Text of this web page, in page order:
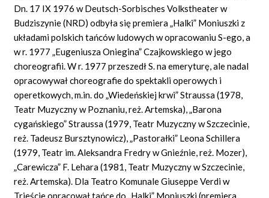
Dn. 17 IX 1976 w Deutsch-Sorbisches Volkstheater w
Budziszynie (NRD) odbyła się premiera „Halki” Moniuszki z
układami polskich tańców ludowych w opracowaniu S-ego, a
w r. 1977 „Eugeniusza Oniegina” Czajkowskiego w jego
choreografii. W r. 1977 przeszedł S. na emeryturę, ale nadal
opracowywał choreografie do spektakli operowych i
operetkowych, m.in. do „Wiedeńskiej krwi” Straussa (1978,
Teatr Muzyczny w Poznaniu, reż. Artemska), „Barona
cygańskiego” Straussa (1979, Teatr Muzyczny w Szczecinie,
reż. Tadeusz Bursztynowicz), „Pastorałki” Leona Schillera
(1979, Teatr im. Aleksandra Fredry w Gnieźnie, reż. Mozer),
„Carewicza” F. Lehara (1981, Teatr Muzyczny w Szczecinie,
reż. Artemska). Dla Teatro Komunale Giuseppe Verdi w
Trieście opracował tańce do „Halki” Moniuszki (premiera